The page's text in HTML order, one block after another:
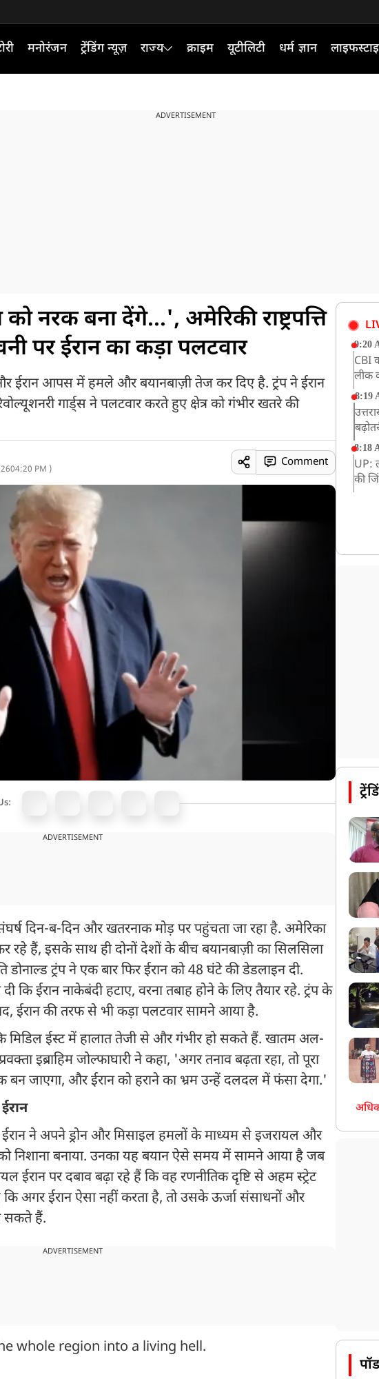
मनोरंजन ट्रेंडिंग न्यूज़ राज्य क्राइम यूटीलिटी धर्म ज्ञान
ADVERTISEMENT
नरक बना देंगे...', अमेरिकी राष्ट्रपत्ति
पर ईरान का कड़ा पलटवार
ईरान आपस में हमले और बयानबाज़ी तेज कर दिए है. ट्रंप ने ईरान
गार्ड्स ने पलटवार करते हुए क्षेत्र को गंभीर खतरे की
04:20 PM )
Comment
ADVERTISEMENT
दिन-ब-दिन और खतरनाक मोड़ पर पहुंचता जा रहा है. अमेरिका
हैं, इसके साथ ही दोनों देशों के बीच बयानबाज़ी का सिलसिला
डोनाल्ड ट्रंप ने एक बार फिर ईरान को 48 घंटे की डेडलाइन दी.
कि ईरान नाकेबंदी हटाए, वरना तबाह होने के लिए तैयार रहे. ट्रंप के
ईरान की तरफ से भी कड़ा पलटवार सामने आया है.
कि मिडिल ईस्ट में हालात तेजी से और गंभीर हो सकते हैं. खातम अल-
इब्राहिम जोल्फाघारी ने कहा, 'अगर तनाव बढ़ता रहा, तो पूरा
बन जाएगा, और ईरान को हराने का भ्रम उन्हें दलदल में फंसा देगा.'
ईरान ने अपने ड्रोन और मिसाइल हमलों के माध्यम से इजरायल और
निशाना बनाया. उनका यह बयान ऐसे समय में सामने आया है जब
ईरान पर दबाव बढ़ा रहे हैं कि वह रणनीतिक दृष्टि से अहम स्ट्रेट
अगर ईरान ऐसा नहीं करता है, तो उसके ऊर्जा संसाधनों और
सकते हैं.
ADVERTISEMENT
whole region into a living hell.
9:20
CBI
लीक
8:19
8:18
UP:
की